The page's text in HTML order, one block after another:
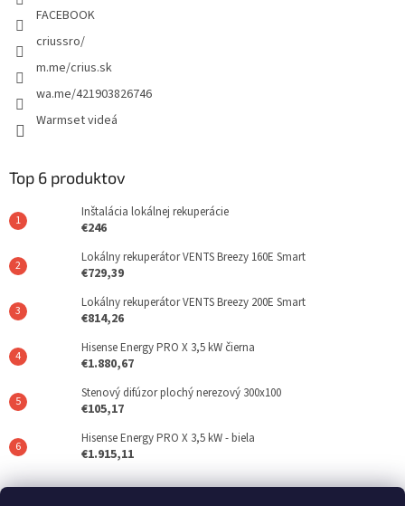
FACEBOOK
criussro/
m.me/crius.sk
wa.me/421903826746
Warmset videá
Top 6 produktov
Inštalácia lokálnej rekuperácie
€246
Lokálny rekuperátor VENTS Breezy 160E Smart
€729,39
Lokálny rekuperátor VENTS Breezy 200E Smart
€814,26
Hisense Energy PRO X 3,5 kW čierna
€1.880,67
Stenový difúzor plochý nerezový 300x100
€105,17
Hisense Energy PRO X 3,5 kW - biela
€1.915,11